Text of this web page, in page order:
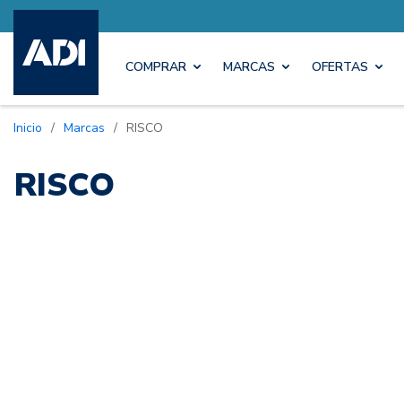
COMPRAR MARCAS OFERTAS
Inicio / Marcas / RISCO
RISCO